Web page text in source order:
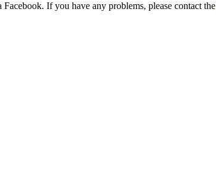
If you have any problems, please contact the